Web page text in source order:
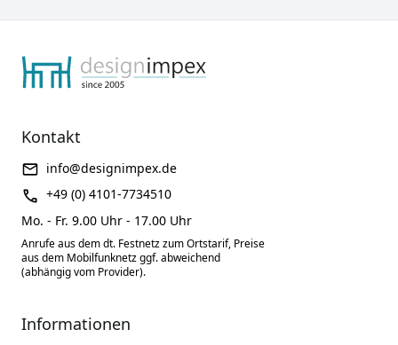
Kontakt
info@designimpex.de
+49 (0) 4101-7734510
Mo. - Fr. 9.00 Uhr - 17.00 Uhr
Anrufe aus dem dt. Festnetz zum Ortstarif, Preise
aus dem Mobilfunknetz ggf. abweichend
(abhängig vom Provider).
Informationen